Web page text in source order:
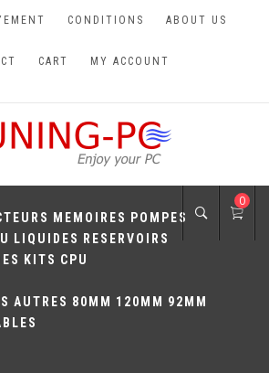
CONDITIONS ABOUT US
CART MY ACCOUNT
PC
MEMOIRES
POMPES
LIQUIDES
RESERVOIRS
KITS CPU
AUTRES 80MM 120MM
92MM
0